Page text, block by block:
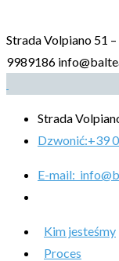
Strada Volpiano 51
9989186
Strada
Dzwonić:+39
E-mail:
Kim jesteśmy
Proces